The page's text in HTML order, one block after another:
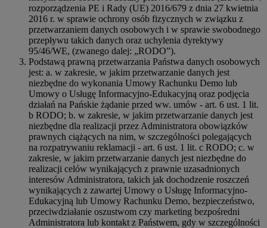
rozporządzenia PE i Rady (UE) 2016/679 z dnia 27 kwietnia
2016 r. w sprawie ochrony osób fizycznych w związku z
przetwarzaniem danych osobowych i w sprawie swobodnego
przepływu takich danych oraz uchylenia dyrektywy
95/46/WE, (zwanego dalej: „RODO”).
Podstawą prawną przetwarzania Państwa danych osobowych
jest: a. w zakresie, w jakim przetwarzanie danych jest
niezbędne do wykonania Umowy Rachunku Demo lub
Umowy o Usługę Informacyjno-Edukacyjną oraz podjęcia
działań na Pańskie żądanie przed ww. umów - art. 6 ust. 1 lit.
b RODO; b. w zakresie, w jakim przetwarzanie danych jest
niezbędne dla realizacji przez Administratora obowiązków
prawnych ciążących na nim, w szczególności polegających
na rozpatrywaniu reklamacji - art. 6 ust. 1 lit. c RODO; c. w
zakresie, w jakim przetwarzanie danych jest niezbędne do
realizacji celów wynikających z prawnie uzasadnionych
interesów Administratora, takich jak dochodzenie roszczeń
wynikających z zawartej Umowy o Usługę Informacyjno-
Edukacyjną lub Umowy Rachunku Demo, bezpieczeństwo,
przeciwdziałanie oszustwom czy marketing bezpośredni
Administratora lub kontakt z Państwem, gdy w szczególności